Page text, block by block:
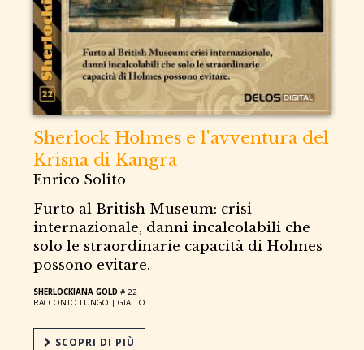
Sherlock Holmes e l'avventura del
Krisna di Kangra
Enrico Solito
Furto al British Museum: crisi
internazionale, danni incalcolabili che
solo le straordinarie capacità di Holmes
possono evitare.
SHERLOCKIANA GOLD # 22
RACCONTO LUNGO |GIALLO
SCOPRI DI PIÙ